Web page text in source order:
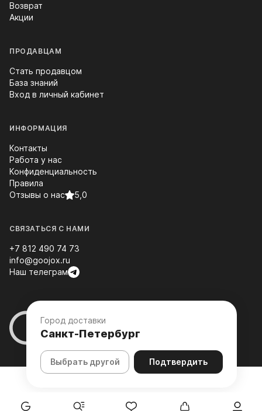
Возврат
Акции
ПРОДАВЦАМ
Стать продавцом
База знаний
Вход в личный кабинет
ИНФОРМАЦИЯ
Контакты
Работа у нас
Конфиденциальность
Правила
Отзывы о нас
5,0
СВЯЗАТЬСЯ С НАМИ
+7 812 490 74 73
info@goojox.ru
Наш телеграм
Город доставки
Санкт-Петербург
Выбрать другой Подтвердить